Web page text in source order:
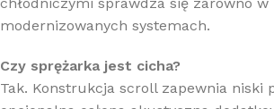
modernizowanych systemach.
Czy sprężarka jest cicha?
Tak. Konstrukcja scroll zapewnia niski